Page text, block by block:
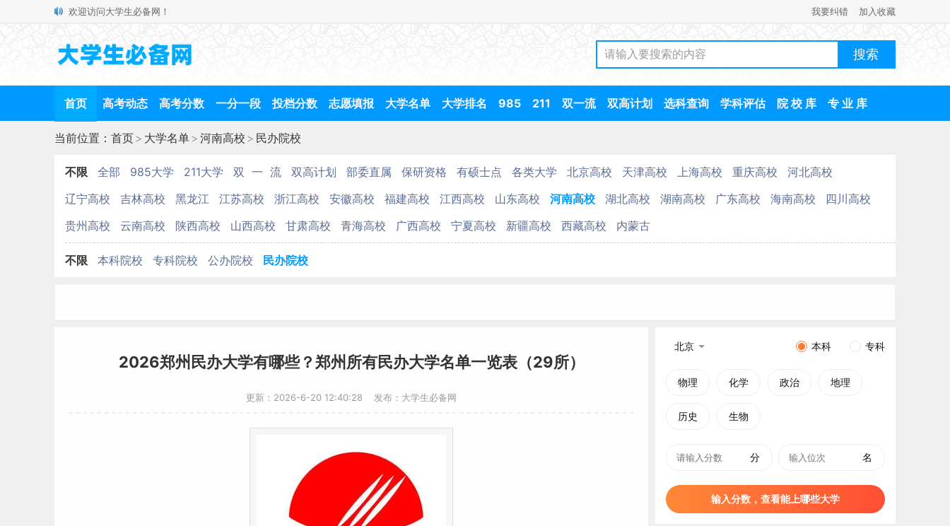
欢迎访问大学生必备网！ 我要纠错 加入收藏
首页 高考动态 高考分数 一分一段 投档分数 志愿填报 大学名单 大学排名 985 211 双一流 双高计划 选科查询 学科评估 院 校 库 专 业 库
当前位置： 首页> 大学名单> 河南高校 > 民办院校
不限 全部 985大学 211大学 双 一 流 双高计划 部委直属 保研资格 有硕士点 各类大学 北京高校 天津高校 上海高校 重庆高校
河北高校
辽宁高校
吉林高校 黑龙江 江苏高校 浙江高校 安徽高校 福建高校 江西高校 山东高校 河南高校 湖北高校 湖南高校 广东高校 海南高校
四川高校
贵州高校
云南高校 陕西高校 山西高校 甘肃高校 青海高校 广西高校 宁夏高校 新疆高校 西藏高校 内蒙古
不限 本科院校 专科院校 公办院校 民办院校
2026郑州民办大学有哪些？郑州所有民办大学名单一览表（29所）
更新：2026-6-20 12:40:28 发布：大学生必备网
北京 本科 专科
物理 化学 政治 地理
历史 生物
分 名
输入分数，查看能上哪些大学